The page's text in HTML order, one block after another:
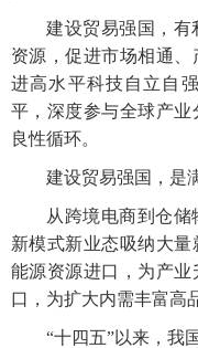
建设贸易强国，有
资源，促进市场相通
进高水平科技自立自
平，深度参与全球产
良性循环。
建设贸易强国，是
从跨境电商到仓
新模式新业态吸纳大
能源资源进口，为产
口，为扩大内需丰富
“十四五”以来，我